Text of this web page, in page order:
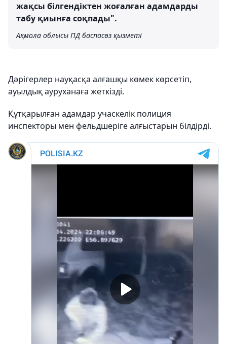
жақсы білгендіктен жоғалған адамдарды
табу қиынға соқпады".
Ақмола облысы ПД баспасөз қызметі
Дәрігерлер науқасқа алғашқы көмек көрсетіп,
ауылдық ауруханаға жеткізді.
Құтқарылған адамдар учаскелік полиция
инспекторы мен фельдшеріге алғыстарын білдірді.